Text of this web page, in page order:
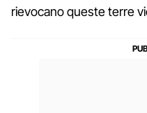
rievocano queste terre